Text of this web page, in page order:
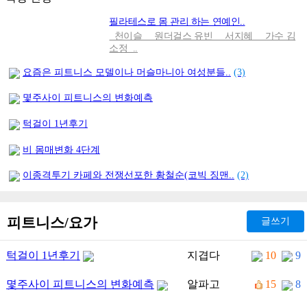
필라테스로 몸 관리 하는 연예인..
천이슬 원더걸스 유빈 서지혜 가수 김
소정 ..
요즘은 피트니스 모델이나 머슬마니아 여성분들.. (3)
몇주사이 피트니스의 변화예측
턱걸이 1년후기
비 몸매변화 4단계
이종격투기 카페와 전쟁선포한 황철순(코빅 징맨.. (2)
피트니스/요가 글쓰기
턱걸이 1년후기 지겹다 10 9
몇주사이 피트니스의 변화예측 알파고 15 8